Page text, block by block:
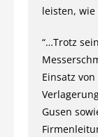
leisten,
“…Trotz
Einsatz
Gusen